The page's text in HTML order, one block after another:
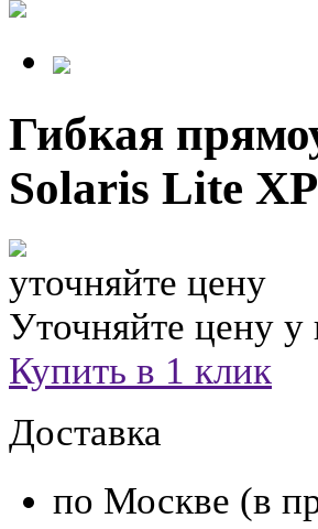
Гибкая
Solaris Lite
уточняйте цену
Уточняйте цену
Купить в 1 клик
Доставка
по Москве (в